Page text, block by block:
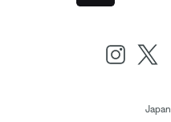
Japan